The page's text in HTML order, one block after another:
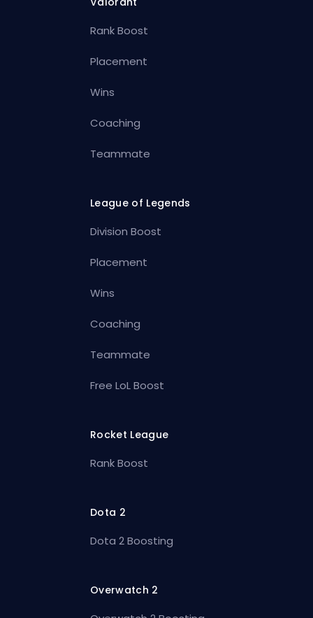
Rank Boost
Placement
Wins
Coaching
Teammate
League of Legends
Division Boost
Placement
Wins
Coaching
Teammate
Free LoL Boost
Rocket League
Rank Boost
Dota 2
Dota 2 Boosting
Overwatch 2